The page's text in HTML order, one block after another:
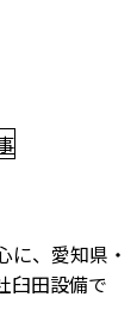
に、愛知県・
臼田設備で